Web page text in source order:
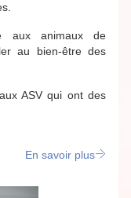
aux animaux de
au bien-être des
ASV qui ont des
En savoir plus